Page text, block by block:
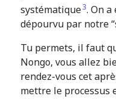
systématique3. On
dépourvu par notre
Tu permets, il faut
Nongo, vous allez
rendez-vous cet
mettre le processus